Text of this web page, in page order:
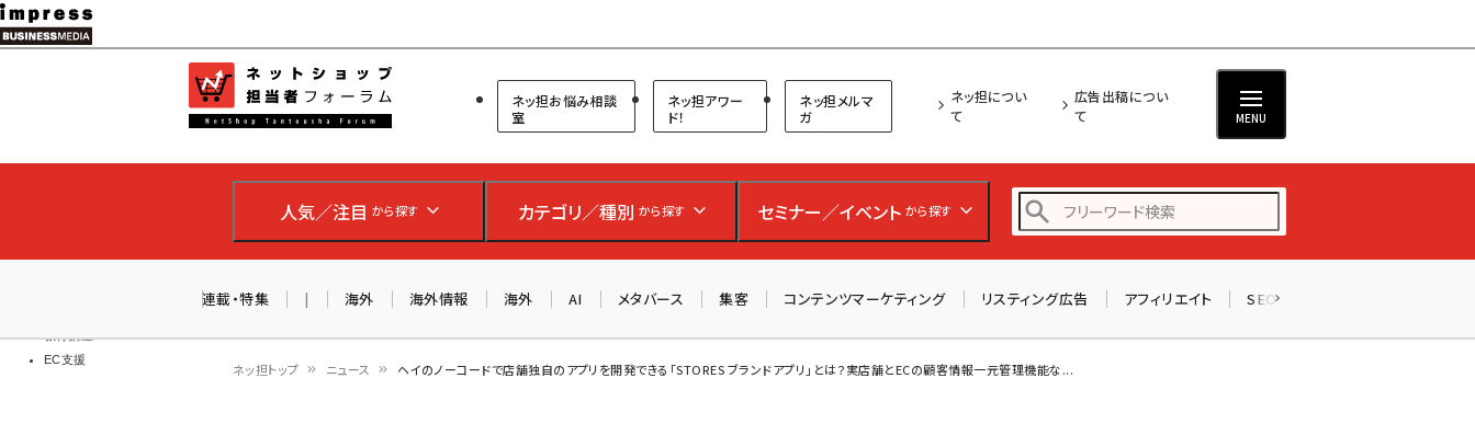
メ
イ
ン
ツ
移
教育講座
EC支援
ネットショップ担当者フォーラム
ネッ担お悩み相談
室
ネッ担アワー
ド！
ネッ担メルマ
ガ
ネッ担につい
て
広告出稿につい
て
MENU
人気／注目 から探す カテゴリ／種別 から探す セミナー／イベント から探す
連載・特集 | 海外 海外情報 海外 AI メタバース 集客 コンテンツマーケティング リスティング広告 アフィリエイト SEO
ネッ担トップ ニュース ヘイのノーコードで店舗独自のアプリを開発できる「STORES ブランドアプリ」とは？実店舗とECの顧客情報一元管理機能な...
AIが買い物を代行する時代に打つべき「次の一手」とは？
アルペン、オイシックス、元UA責任者が登壇のリアルECセ
ミナー（8/26＠東京）【交流会も実施】